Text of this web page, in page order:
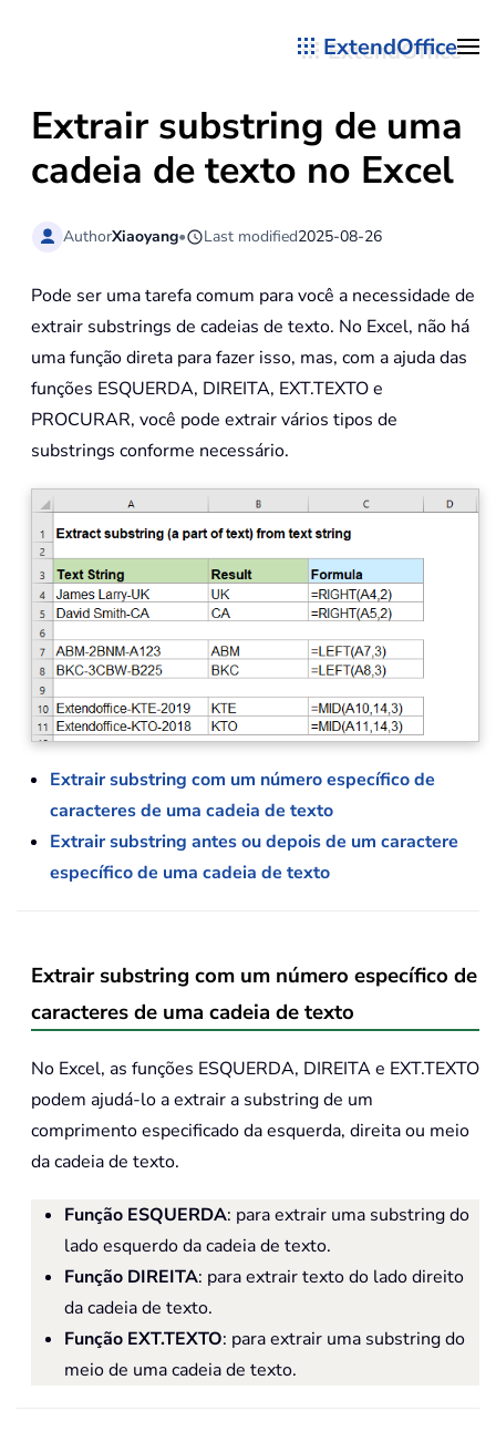
ExtendOffice
Extrair substring de uma
cadeia de texto no Excel
AuthorXiaoyang• Last modified2025-08-26
Pode ser uma tarefa comum para você a necessidade de
extrair substrings de cadeias de texto. No Excel, não há
uma função direta para fazer isso, mas, com a ajuda das
funções ESQUERDA, DIREITA, EXT.TEXTO e
PROCURAR, você pode extrair vários tipos de
substrings conforme necessário.
Extrair substring com um número específico de
caracteres de uma cadeia de texto
Extrair substring antes ou depois de um caractere
específico de uma cadeia de texto
Extrair substring com um número específico de
caracteres de uma cadeia de texto
No Excel, as funções ESQUERDA, DIREITA e EXT.TEXTO
podem ajudá-lo a extrair a substring de um
comprimento especificado da esquerda, direita ou meio
da cadeia de texto.
Função ESQUERDA: para extrair uma substring do
lado esquerdo da cadeia de texto.
Função DIREITA: para extrair texto do lado direito
da cadeia de texto.
Função EXT.TEXTO: para extrair uma substring do
meio de uma cadeia de texto.